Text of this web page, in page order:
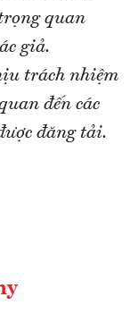
quan
giả.
trách nhiệm
đến các
đăng tải.